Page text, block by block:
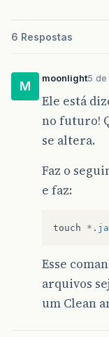
6 Respostas
M
moonlight5
Ele está
no futuro!
se altera.
Faz o
e faz:
touch * .
Esse
arquivos
um Clean